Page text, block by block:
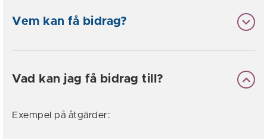
Vem kan få bidrag?
Vad kan jag få bidrag till?
Exempel på åtgärder: